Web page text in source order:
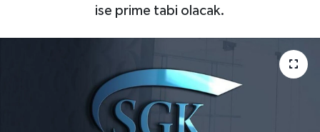
ise prime tabi olacak.